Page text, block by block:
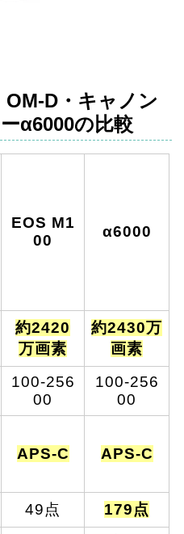
D・キャノン
α6000の比較
EOS M1
00
α6000
約2420
万画素
約2430万
画素
100-256
00
100-256
00
APS-C APS-C
49点 179点